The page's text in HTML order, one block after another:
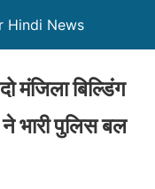
Hindi News
मंजिला बिल्डिंग
भारी पुलिस बल